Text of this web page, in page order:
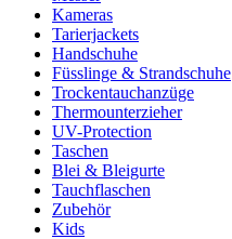
Kameras
Tarierjackets
Handschuhe
Füsslinge & Strandschuhe
Trockentauchanzüge
Thermounterzieher
UV-Protection
Taschen
Blei & Bleigurte
Tauchflaschen
Zubehör
Kids